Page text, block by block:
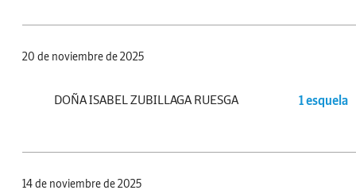
20 de noviembre de 2025
DOÑA ISABEL ZUBILLAGA RUESGA 1 esquela
14 de noviembre de 2025